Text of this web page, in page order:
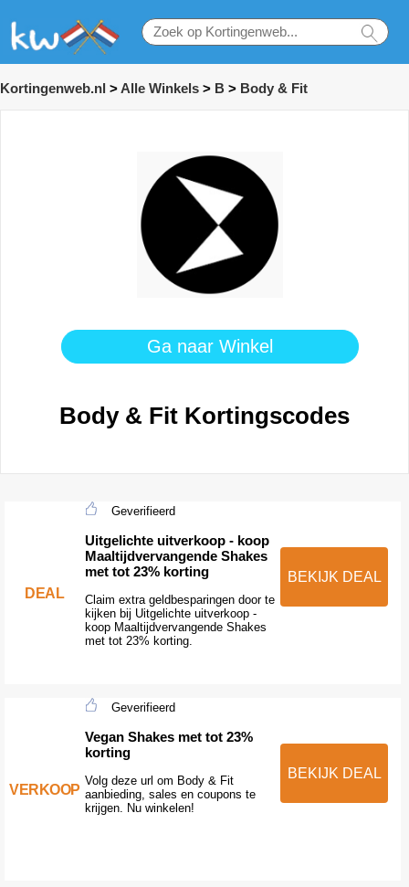
Kortingenweb.nl > Alle Winkels > B > Body & Fit
Ga naar Winkel
Body & Fit Kortingscodes
DEAL
Geverifieerd
Uitgelichte uitverkoop - koop
Maaltijdvervangende Shakes
met tot 23% korting
Claim extra geldbesparingen door te
kijken bij Uitgelichte uitverkoop -
koop Maaltijdvervangende Shakes
met tot 23% korting.
BEKIJK DEAL
VERKOOP
Geverifieerd
Vegan Shakes met tot 23%
korting
Volg deze url om Body & Fit
aanbieding, sales en coupons te
krijgen. Nu winkelen!
BEKIJK DEAL